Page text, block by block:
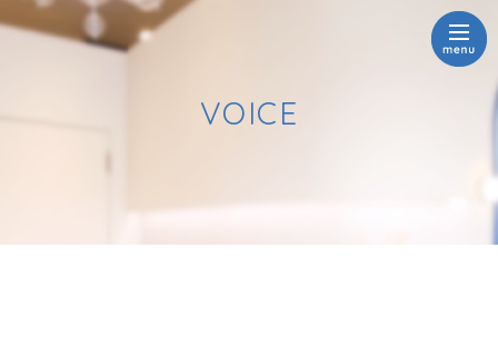
VOICE